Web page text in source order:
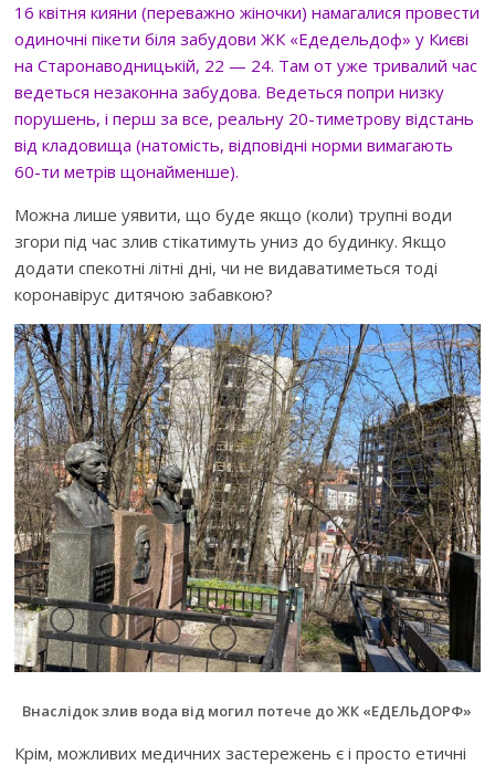
16 квітня кияни (переважно жіночки) намагалися провести
одиночні пікети біля забудови ЖК «Едедельдоф» у Києві
на Старонаводницькій, 22 — 24. Там от уже тривалий час
ведеться незаконна забудова. Ведеться попри низку
порушень, і перш за все, реальну 20-тиметрову відстань
від кладовища (натомість, відповідні норми вимагають
60-ти метрів щонайменше).
Можна лише уявити, що буде якщо (коли) трупні води
згори під час злив стікатимуть униз до будинку. Якщо
додати спекотні літні дні, чи не видаватиметься тоді
коронавірус дитячою забавкою?
Внаслідок злив вода від могил потече до ЖК «ЕДЕЛЬДОРФ»
Крім, можливих медичних застережень є і просто етичні